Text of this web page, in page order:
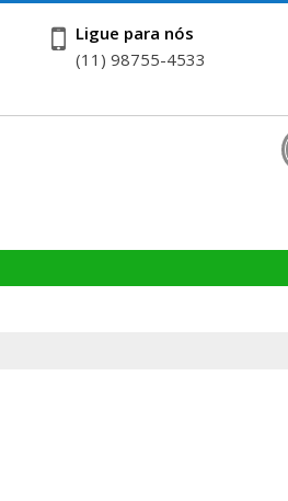
Ligue para nós
(11) 98755-4533